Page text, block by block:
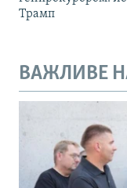
Трамп
ВАЖЛИВЕ